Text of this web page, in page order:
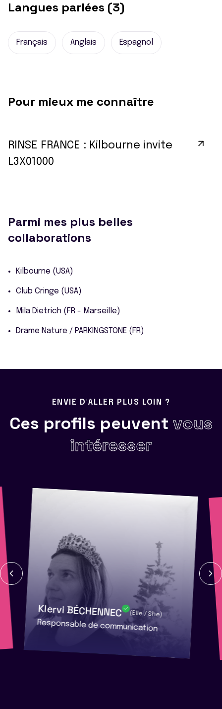
Langues parlées (3)
Français Anglais Espagnol
Pour mieux me connaître
RINSE FRANCE : Kilbourne invite
L3X01000
Parmi mes plus belles
collaborations
Kilbourne (USA)
Club Cringe (USA)
Mila Dietrich (FR - Marseille)
Drame Nature / PARKINGSTONE (FR)
ENVIE D'ALLER PLUS LOIN ?
Ces profils peuvent vous
intéresser
Klervi BÉCHENNEC (Elle / She)
Responsable de communication